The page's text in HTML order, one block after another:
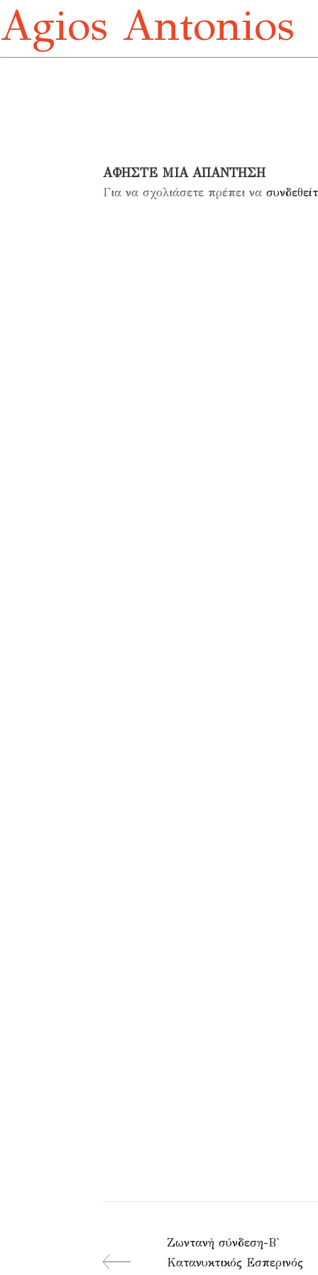
Agios Antonios
ΑΦΉΣΤΕ ΜΙΑ ΑΠΆΝΤΗΣΗ
Για να σχολιάσετε πρέπει να
Ζωντανή σύνδεση-Β`
Κατανυκτικός Εσπερινός